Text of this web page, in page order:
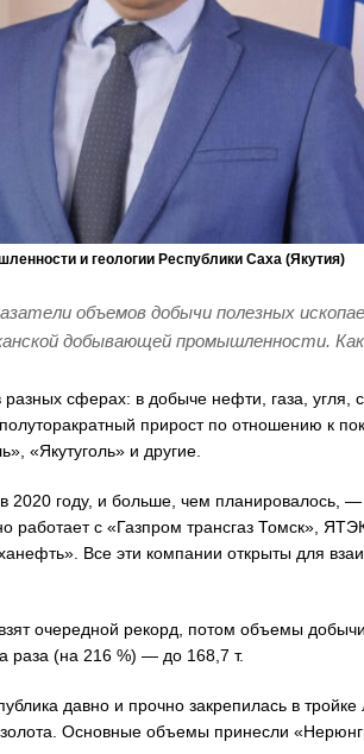
и геологии Республики Саха (Якутия)
объемов добычи полезных
добывающей промышленности.
разных сферах: в добыче нефти, газа,
прирост по отношению к
«Якутуголь» и другие.
2020 году, и больше, чем планировалось,
работает с «Газпром трансгаз Томск»,
Все эти компании открыты для
очередной рекорд, потом объемы
раза (на 216 %) — до 168,7 т.
давно и прочно закрепилась в
золота. Основные объемы принесли